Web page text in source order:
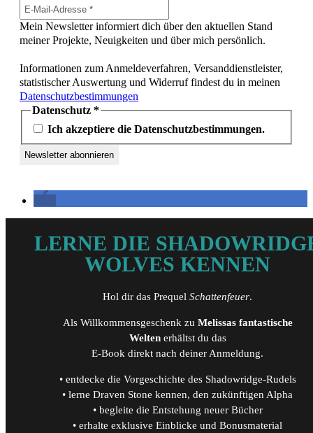
Mein Newsletter informiert dich über den aktuellen Stand
meiner Projekte, Neuigkeiten und über mich persönlich.
Informationen zum Anmeldeverfahren, Versanddienstleister,
statistischer Auswertung und Widerruf findest du in meinen
Datenschutzbestimmungen
Datenschutz *
Ich akzeptiere die Datenschutzbestimmungen.
LERNE DIE
WOLVES KENNEN
Hol dir das Prequel Schattenfeuer.
Als Willkommensgeschenk zu Melissas fantastische
Weltenerhältst du das
E-Book direkt nach deiner Anmeldung.
• entdecke die Vorgeschichte des Shadowridge-Rudels
• lerne Draven Stone kennen, den zukünftigen Alpha
• begleite die Entstehung neuer Bücher
• erhalte exklusive Einblicke und Bonusmaterial